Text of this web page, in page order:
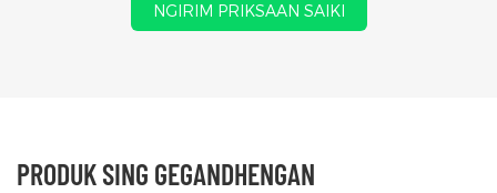
NGIRIM PRIKSAAN SAIKI
PRODUK SING GEGANDHENGAN